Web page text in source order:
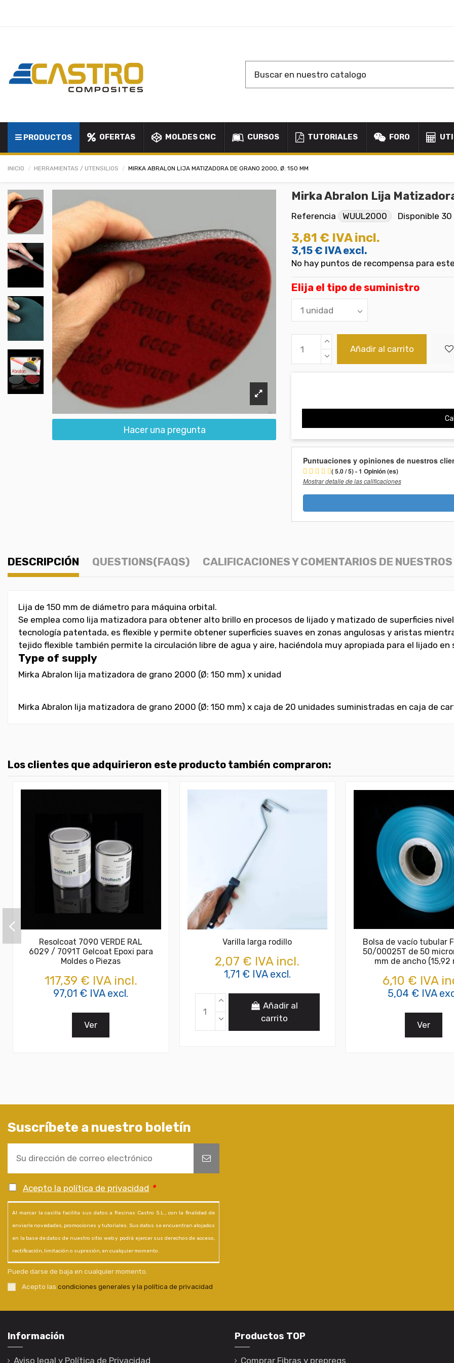
PRODUCTOS OFERTAS MOLDES CNC CURSOS TUTORIALES FORO
INICIO HERRAMIENTAS / UTENSILIOS MIRKA ABRALON LIJA MATIZADORA DE GRANO 2000, Ø: 150 MM
Hacer una pregunta
Mirka Abralon Lija
Referencia WUUL2000 Disponible 30
3,81 € IVA incl.
3,15 € IVA excl.
No hay puntos de recompensa para
Elija el tipo de suministro
Añadir al carrito
Puntuaciones y opiniones de nuestros
( 5.0 / 5) - 1 Opinión (es)
Mostrar detalle de las calificaciones
DESCRIPCIÓN QUESTIONS(FAQS) CALIFICACIONES Y COMENTARIOS DE
Lija de 150 mm de diámetro para máquina orbital.
Se emplea como lija matizadora para obtener alto brillo en procesos de lijado y matizado de superficies
tecnología patentada, es flexible y permite obtener superficies suaves en zonas angulosas y aristas
tejido flexible también permite la circulación libre de agua y aire, haciéndola muy apropiada para el lijado en
Type of supply
Mirka Abralon lija matizadora de grano 2000 (Ø: 150 mm) x unidad
Mirka Abralon lija matizadora de grano 2000 (Ø: 150 mm) x caja de 20 unidades suministradas en caja de
Los clientes que adquirieron este producto también compraron:
Resolcoat 7090 VERDE RAL
6029 / 7091T Gelcoat Epoxi para
Moldes o Piezas
117,39 € IVA incl.
97,01 € IVA excl.
Ver
Varilla larga rodillo
2,07 € IVA incl.
1,71 € IVA excl.
Añadir al
carrito
Bolsa de vacío tubular
50/00025T de 50
mm de ancho (15,92
6,10 € IVA
5,04 € IVA
Ver
Suscríbete a nuestro boletín
Acepto la política de privacidad *
Al marcar la casilla facilita sus datos a Resinas Castro S.L., con la finalidad de
enviarle novedades, promociones y tutoriales. Sus datos se encuentran alojados
en la base de datos de nuestro sitio web y podrá ejercer sus derechos de acceso,
rectificación, limitación o supresión, en cualquier momento.
Puede darse de baja en cualquier momento.
Acepto las condiciones generales y la política de privacidad
Información
Aviso legal y Política de Privacidad
Productos TOP
Comprar Fibras y prepregs